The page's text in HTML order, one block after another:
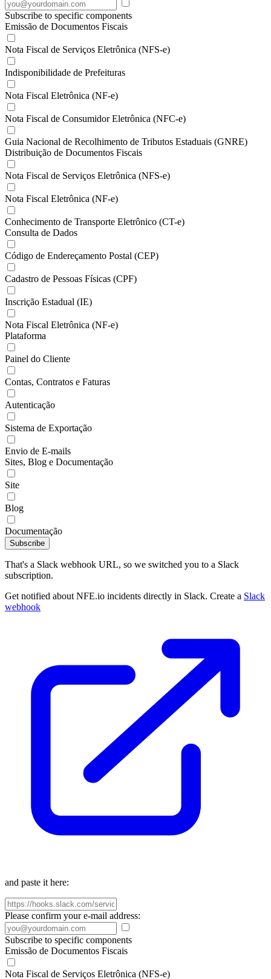
Subscribe to specific components
Emissão de Documentos Fiscais
Nota Fiscal de Serviços Eletrônica (NFS-e)
Indisponibilidade de Prefeituras
Nota Fiscal Eletrônica (NF-e)
Nota Fiscal de Consumidor Eletrônica (NFC-e)
Guia Nacional de Recolhimento de Tributos Estaduais (GNRE)
Distribuição de Documentos Fiscais
Nota Fiscal de Serviços Eletrônica (NFS-e)
Nota Fiscal Eletrônica (NF-e)
Conhecimento de Transporte Eletrônico (CT-e)
Consulta de Dados
Código de Endereçamento Postal (CEP)
Cadastro de Pessoas Físicas (CPF)
Inscrição Estadual (IE)
Nota Fiscal Eletrônica (NF-e)
Plataforma
Painel do Cliente
Contas, Contratos e Faturas
Autenticação
Sistema de Exportação
Envio de E-mails
Sites, Blog e Documentação
Site
Blog
Documentação
Subscribe
That's a Slack webhook URL, so we switched you to a Slack
subscription.
Get notified about NFE.io incidents directly in Slack. Create a Slack
webhook
and paste it here:
Please confirm your e-mail address:
Subscribe to specific components
Emissão de Documentos Fiscais
Nota Fiscal de Serviços Eletrônica (NFS-e)